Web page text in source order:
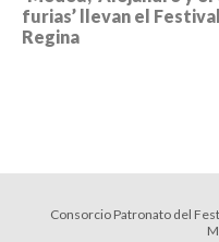
furias’ llevan el
Regina
Consorcio Patronato del